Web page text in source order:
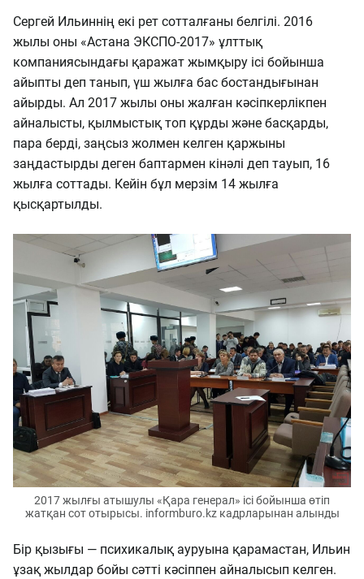
Сергей Ильиннің екі рет сотталғаны белгілі. 2016
жылы оны «Астана ЭКСПО-2017» ұлттық
компаниясындағы қаражат жымқыру ісі бойынша
айыпты деп танып, үш жылға бас бостандығынан
айырды. Ал 2017 жылы оны жалған кәсіпкерлікпен
айналысты, қылмыстық топ құрды және басқарды,
пара берді, заңсыз жолмен келген қаржыны
заңдастырды деген баптармен кінәлі деп тауып, 16
жылға соттады. Кейін бұл мерзім 14 жылға
қысқартылды.
2017 жылғы атышулы «Қара генерал» ісі бойынша өтіп
жатқан сот отырысы. informburo.kz кадрларынан алынды
Бір қызығы — психикалық ауруына қарамастан, Ильин
ұзақ жылдар бойы сәтті кәсіппен айналысып келген.